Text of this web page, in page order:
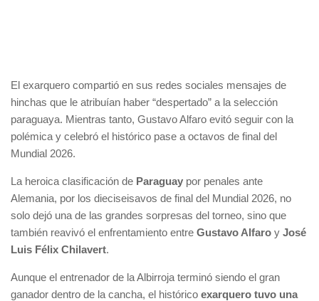
El exarquero compartió en sus redes sociales mensajes de
hinchas que le atribuían haber “despertado” a la selección
paraguaya. Mientras tanto, Gustavo Alfaro evitó seguir con la
polémica y celebró el histórico pase a octavos de final del
Mundial 2026.
La heroica clasificación de Paraguay por penales ante
Alemania, por los dieciseisavos de final del Mundial 2026, no
solo dejó una de las grandes sorpresas del torneo, sino que
también reavivó el enfrentamiento entre Gustavo Alfaro y José
Luis Félix Chilavert.
Aunque el entrenador de la Albirroja terminó siendo el gran
ganador dentro de la cancha, el histórico exarquero tuvo una